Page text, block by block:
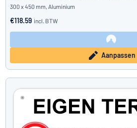
300 x 450 mm, Aluminium
€118.59 incl. BTW
Aanpassen